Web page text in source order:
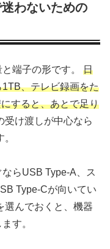
わないための
端子の形です。 日
、テレビ録画をた
すると、あとで足り
受け渡しが中心なら
らUSB Type-A、ス
Type-Cが向いてい
選んでおくと、機器
す。